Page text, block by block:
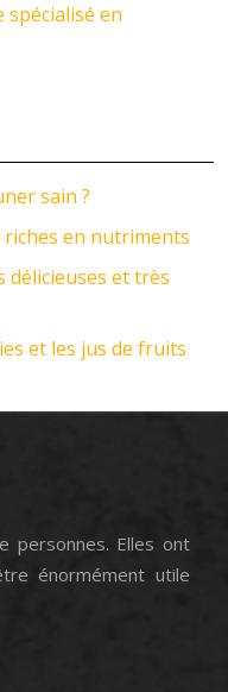
en
sain ?
en nutriments
délicieuses et très
et les jus de fruits
personnes. Elles ont
énormément utile